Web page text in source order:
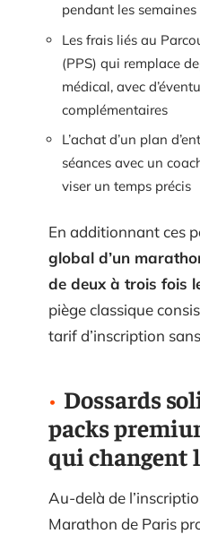
pendant les
Les frais liés au
(PPS) qui remplace
médical, avec
complémentaires
L’achat d’un plan
séances avec un
viser un temps précis
En additionnant ces
global d’un
de deux à trois fois
piège classique
tarif d’inscription
Dossards
packs
qui changent
Au-delà de
Marathon de Paris